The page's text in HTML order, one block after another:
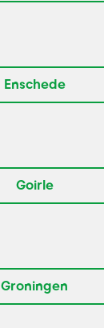
Enschede
Goirle
Groningen